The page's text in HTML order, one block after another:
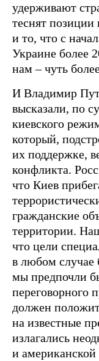
удерживают
теснят
и то, что с
Украине более
нам – чуть
И Владимир
высказали, по
киевского
который,
их поддержке,
конфликта.
что Киев
гражданские
территории.
что цели
в любом случае
мы предпочли
переговорного
должен
на известные
излагались
и американской